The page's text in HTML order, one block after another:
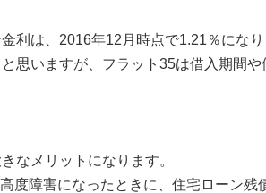
利は、2016年12月時点で1.21％になり
思いますが、フラット35は借入期間
なメリットになります。
障害になったときに、住宅ローン残